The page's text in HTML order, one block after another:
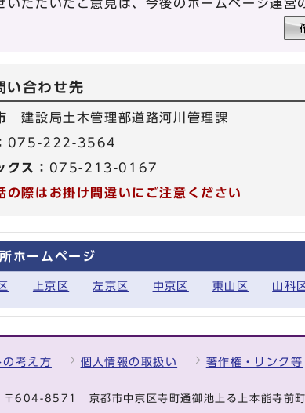
いただいたご意見は、今後のホームページ運営
い合わせ先
市建設局土木管理部道路河川管理課
075-222-3564
クス： 075-213-0167
の際はお掛け間違いにご注意ください
ホームページ
上京区 左京区 中京区 東山区 山科
の考え方 個人情報の取扱い 著作権・リンク等
〒604-8571 京都市中京区寺町通御池上る上本能寺前